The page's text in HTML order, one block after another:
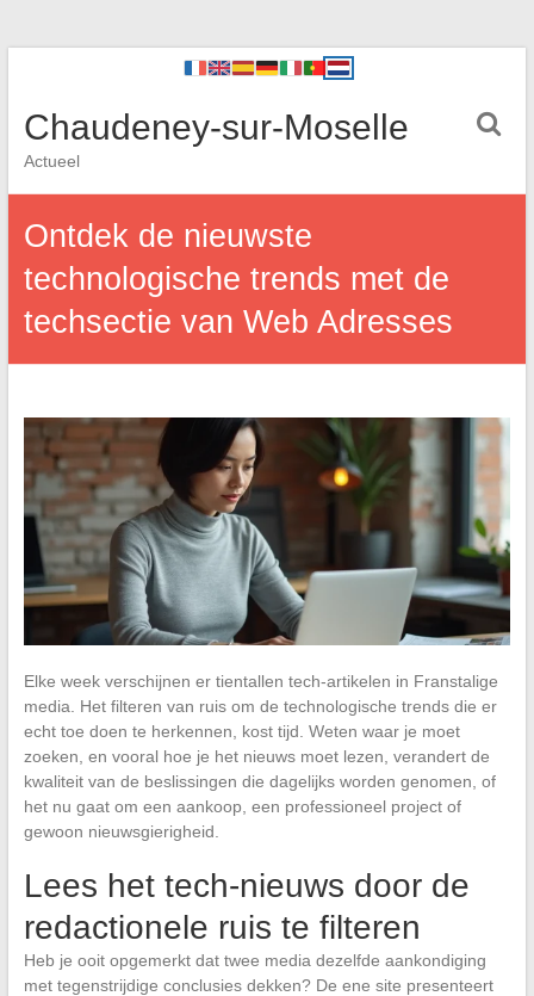
Chaudeney-sur-Moselle
Actueel
Ontdek de nieuwste
technologische trends met de
techsectie van Web Adresses
Elke week verschijnen er tientallen tech-artikelen in Franstalige
media. Het filteren van ruis om de technologische trends die er
echt toe doen te herkennen, kost tijd. Weten waar je moet
zoeken, en vooral hoe je het nieuws moet lezen, verandert de
kwaliteit van de beslissingen die dagelijks worden genomen, of
het nu gaat om een aankoop, een professioneel project of
gewoon nieuwsgierigheid.
Lees het tech-nieuws door de
redactionele ruis te filteren
Heb je ooit opgemerkt dat twee media dezelfde aankondiging
met tegenstrijdige conclusies dekken? De ene site presenteert